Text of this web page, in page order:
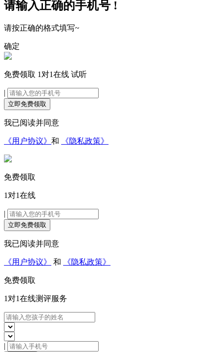
请输入正确的手机号 !
请按正确的格式填写~
确定
免费领取 1对1在线 试听
|
立即免费领取
我已阅读并同意
《用户协议》 和 《隐私政策》
免费领取
1对1在线
|
立即免费领取
我已阅读并同意
《用户协议》 和 《隐私政策》
免费领取
1对1在线测评服务
|